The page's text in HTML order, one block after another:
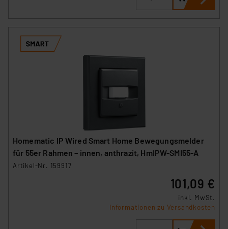
Homematic IP Wired Smart Home Bewegungsmelder
für 55er Rahmen – innen, anthrazit, HmIPW-SMI55-A
Artikel-Nr. 159917
101,09 €
inkl. MwSt.
Informationen zu Versandkosten